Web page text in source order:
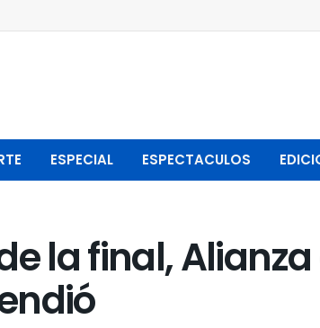
ESPECIAL ESPECTACULOS
la final,